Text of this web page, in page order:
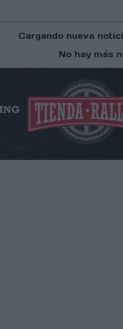
Cargando nueva
No hay más